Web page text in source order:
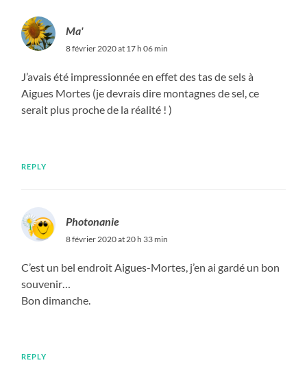
Ma'
8 février 2020 at 17 h 06 min
J’avais été impressionnée en effet des tas de sels à
Aigues Mortes (je devrais dire montagnes de sel, ce
serait plus proche de la réalité ! )
REPLY
Photonanie
8 février 2020 at 20 h 33 min
C’est un bel endroit Aigues-Mortes, j’en ai gardé un bon
souvenir…
Bon dimanche.
REPLY